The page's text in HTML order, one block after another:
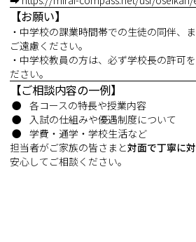
【お願い】
・中学校の課業時間帯での生徒の同伴、
ご遠慮ください。
・中学校教員の方は、必ず学校長の許可
ださい。
【ご相談内容の一例】
各コースの特長や授業内容
入試の仕組みや優遇制度について
学費・通学・学校生活など
担当者がご家族の皆さまと対面で丁寧に
安心してご相談ください。